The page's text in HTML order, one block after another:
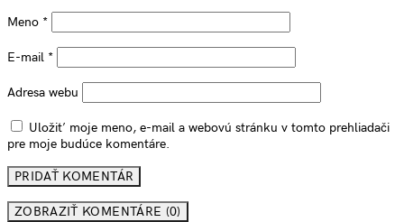
Meno *
E-mail *
Adresa webu
Uložiť moje meno, e-mail a webovú stránku v tomto prehliadači
pre moje budúce komentáre.
ZOBRAZIŤ KOMENTÁRE (0)